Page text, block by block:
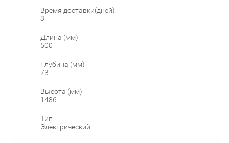
Время доставки(дней)
3
Длина (мм)
500
Глубина (мм)
73
Высота (мм)
1486
Тип
Электрический